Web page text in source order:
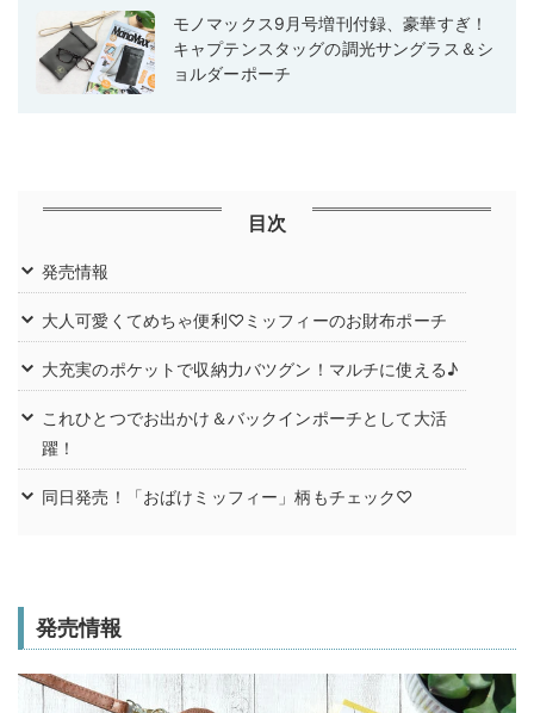
モノマックス9月号増刊付録、豪華すぎ！
キャプテンスタッグの調光サングラス＆シ
ョルダーポーチ
目次
発売情報
大人可愛くてめちゃ便利♡ミッフィーのお財布ポーチ
大充実のポケットで収納力バツグン！マルチに使える♪
これひとつでお出かけ＆バックインポーチとして大活
躍！
同日発売！「おばけミッフィー」柄もチェック♡
発売情報